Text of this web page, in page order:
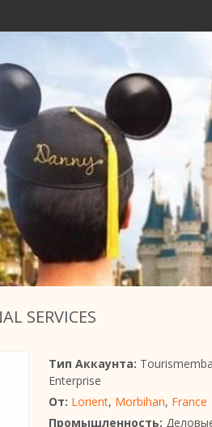
SERVICES
Тип Аккаунта:
Enterprise
От: Lorient, Morbihan, France
Промышленность: